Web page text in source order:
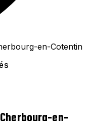
en-Cotentin
en-